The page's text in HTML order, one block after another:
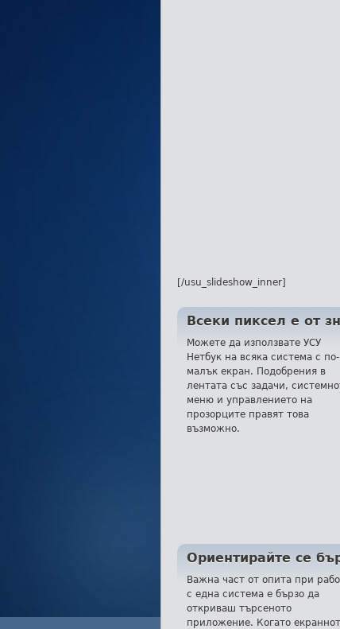
[/usu_slideshow_inner]
Всеки пиксел е от
Можете да използвате УСУ
Нетбук на всяка система с по-
малък екран. Подобрения в
лентата със задачи,
меню и управлението на
прозорците правят това
възможно.
Ориентирайте се
Важна част от опита при
с една система е бързо да
откриваш търсеното
приложение. Когато